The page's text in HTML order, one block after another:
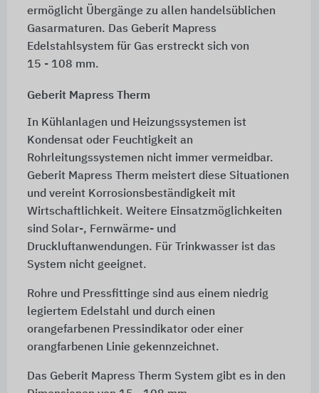
ermöglicht Übergänge zu allen handelsüblichen
Gasarmaturen. Das Geberit Mapress
Edelstahlsystem für Gas erstreckt sich von
15 - 108 mm.
Geberit Mapress Therm
In Kühlanlagen und Heizungssystemen ist
Kondensat oder Feuchtigkeit an
Rohrleitungssystemen nicht immer vermeidbar.
Geberit Mapress Therm meistert diese Situationen
und vereint Korrosionsbeständigkeit mit
Wirtschaftlichkeit. Weitere Einsatzmöglichkeiten
sind Solar-, Fernwärme- und
Druckluftanwendungen. Für Trinkwasser ist das
System nicht geeignet.
Rohre und Pressfittinge sind aus einem niedrig
legiertem Edelstahl und durch einen
orangefarbenen Pressindikator oder einer
orangfarbenen Linie gekennzeichnet.
Das Geberit Mapress Therm System gibt es in den